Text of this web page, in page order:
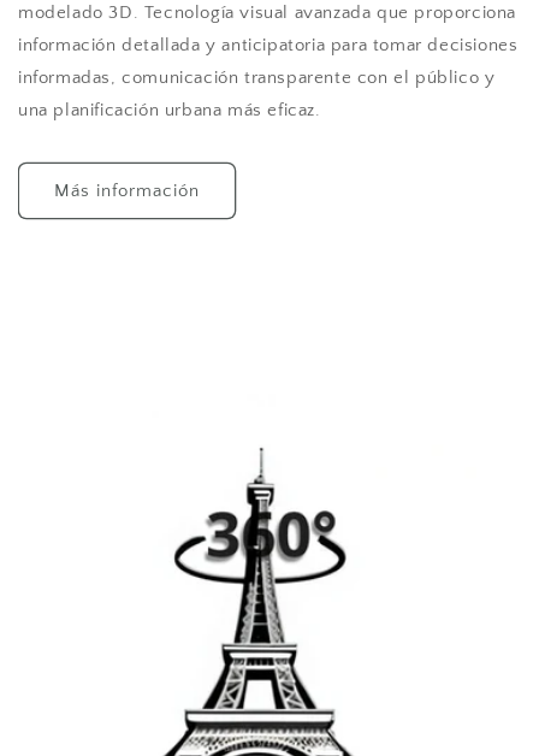
modelado 3D. Tecnología visual avanzada que proporciona
información detallada y anticipatoria para tomar decisiones
informadas, comunicación transparente con el público y
una planificación urbana más eficaz.
Más información